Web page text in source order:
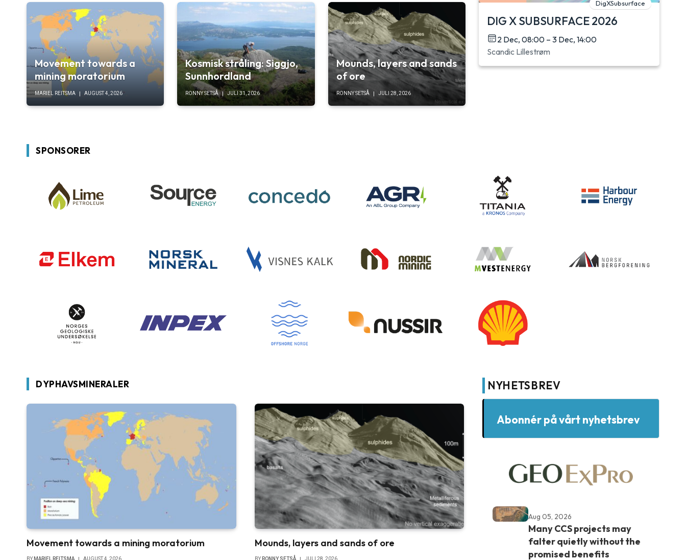
Movement towards a
mining moratorium
MARIEL REITSMA AUGUST 4, 2026
Kosmisk stråling: Siggjo,
Sunnhordland
RONNY SETSÅ JULI 31, 2026
Mounds, layers and sands
of ore
RONNY SETSÅ JULI 28, 2026
DigXSubsurface
DIG X SUBSURFACE 2026
2 Dec, 08:00 – 3 Dec, 14:00
Scandic Lillestrøm
SPONSORER
DYPHAVSMINERALER
Movement towards a mining moratorium
BY MARIEL REITSMA AUGUST 4, 2026
Mounds, layers and sands of ore
BY RONNY SETSÅ JULI 28, 2026
NYHETSBREV
Abonnér på vårt nyhetsbrev
Aug 05, 2026
Many CCS projects may
falter quietly without the
promised benefits